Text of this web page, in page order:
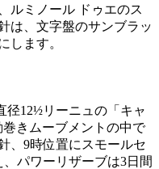
ルミノール ドゥエのス
は、文字盤のサンブラッ
します。
径12½リーニュの「キャ
巻きムーブメントの中で
、9時位置にスモールセ
パワーリザーブは3日間